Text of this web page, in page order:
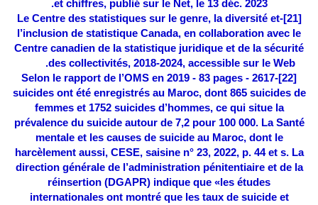
et chiffres, publié sur le Net, le 13 déc. 2023.
[21]
-Le Centre des statistiques sur le genre, la diversité et
l’inclusion de statistique Canada, en collaboration avec le
Centre canadien de la statistique juridique et de la sécurité
des collectivités, 2018-2024, accessible sur le Web.
[22]
-Selon le rapport de l’OMS en 2019 - 83 pages - 2617
suicides ont été enregistrés au Maroc, dont 865 suicides de
femmes et 1752 suicides d’hommes, ce qui situe la
prévalence du suicide autour de 7,2 pour 100 000. La Santé
mentale et les causes de suicide au Maroc, dont le
harcèlement aussi, CESE, saisine n° 23, 2022, p. 44 et s. La
direction générale de l’administration pénitentiaire et de la
réinsertion (DGAPR) indique que «les études
internationales ont montré que les taux de suicide et